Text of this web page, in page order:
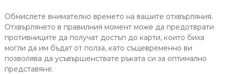
Обмислете внимателно времето на вашите отхвърляния.
Отхвърлянето в правилния момент може да предотврати
противниците да получат достъп до карти, които биха
могли да им бъдат от полза, като същевременно ви
позволява да усъвършенствате ръката си за оптимално
представяне.